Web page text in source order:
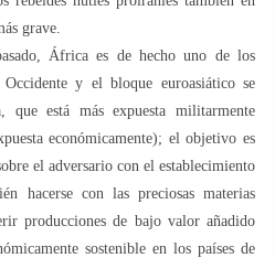
grave.
África es de hecho uno de los
y el bloque euroasiático se
que está más expuesta militarmente
económicamente); el objetivo es
el adversario con el establecimiento
hacerse con las preciosas materias
producciones de bajo valor añadido
sostenible en los países de